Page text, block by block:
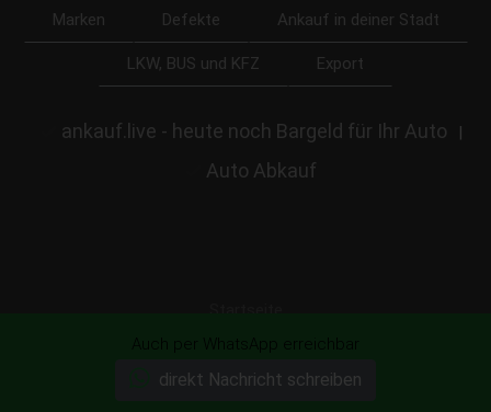
Marken Defekte Ankauf in deiner Stadt
LKW, BUS und KFZ Export
ankauf.live - heute noch Bargeld für Ihr Auto |
Auto Abkauf
Auch per WhatsApp erreichbar
direkt Nachricht schreiben